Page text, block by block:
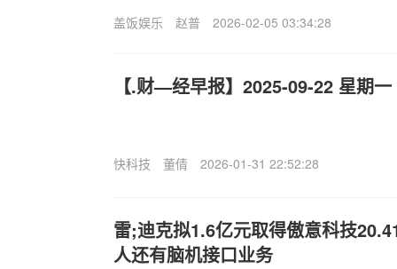
盖饭娱乐 赵普 2026-02-05 03:34:28
【.财—经早报】2025-09-22 星期一
快科技 董倩 2026-01-31 22:52:28
雷;迪克拟1.6亿元取得傲意科技
人还有脑机接口业务